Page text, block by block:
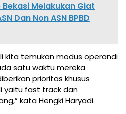
Bekasi Melakukan Giat
Dan Non ASN BPBD
kita temukan modus operandi
satu waktu mereka
prioritas khusus
yaitu fast track dan
kata Hengki Haryadi.